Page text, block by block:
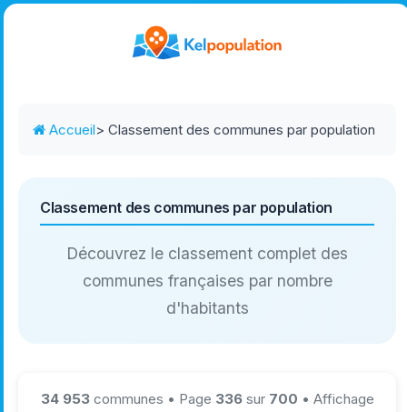
Accueil> Classement des communes par population
Classement des communes par population
Découvrez le classement complet des
communes françaises par nombre
d'habitants
34 953communes • Page 336sur 700 • Affichage